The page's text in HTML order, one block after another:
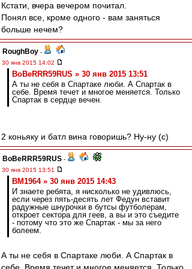
Кстати, вчера вечером почитал.
Понял все, кроме одного - вам заняться
больше нечем?
RoughBoy -
30 янв 2015 14:02
BoBeRRR59RUS » 30 янв 2015 13:51
А ты не себя в Спартаке люби. А Спартак в
себе. Время течет и многое меняется. Только
Спартак в сердце вечен.
2 коньяку и батл вина говоришь? Ну-ну (с)
BoBeRRR59RUS -
30 янв 2015 13:51
BM1964 » 30 янв 2015 14:43
И знаете ребята, я нисколько не удивлюсь,
если через пять-десять лет Федун вставит
радужные шнурочки в бутсы футболерам,
откроет сектора для геев, а вы и это съедите
- потому что это же Спартак - мы за него
болеем.
А ты не себя в Спартаке люби. А Спартак в